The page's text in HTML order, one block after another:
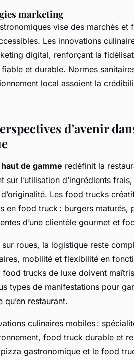
marketing
vise des marchés et
Les innovations
digital, renforçant la
et durable. Normes
local assoient la
d’avenir
de gamme redéfinit la
sur l’utilisation d’ingrédients
Les food trucks
en food truck : burgers maturés,
d’une clientèle gourmet et
roues, la logistique reste
mobilité et flexibilité en
trucks de luxe doivent
types de manifestations pour
restaurant.
culinaires mobiles :
food truck durable et
gastronomique et le food